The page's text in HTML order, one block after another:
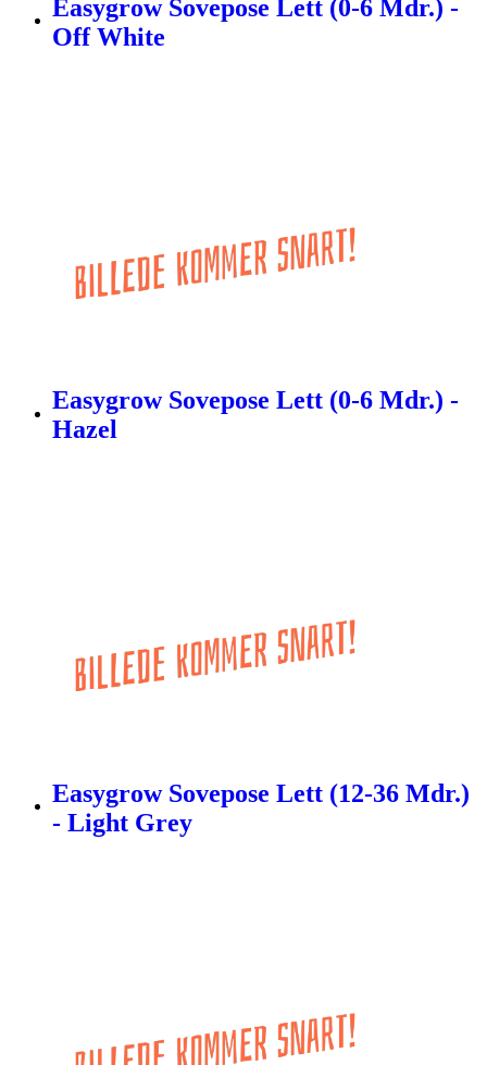
Easygrow Sovepose Lett (0-6 Mdr.) -
Off White
Easygrow Sovepose Lett (0-6 Mdr.) -
Hazel
Easygrow Sovepose Lett (12-36 Mdr.)
- Light Grey